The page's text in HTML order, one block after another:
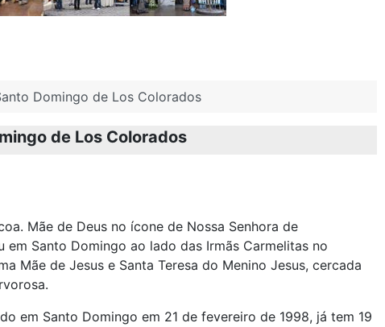
Domingo de Los Colorados
de Los Colorados
Mãe de Deus no ícone de Nossa Senhora de
em Santo Domingo ao lado das Irmãs Carmelitas no
Mãe de Jesus e Santa Teresa do Menino Jesus, cercada
em Santo Domingo em 21 de fevereiro de 1998, já tem 19